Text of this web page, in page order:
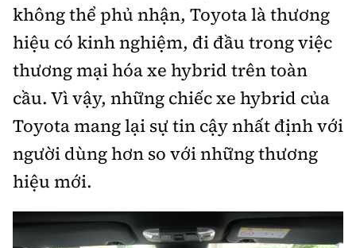
không thể phủ nhận, Toyota là thương
hiệu có kinh nghiệm, đi đầu trong việc
thương mại hóa xe hybrid trên toàn
cầu. Vì vậy, những chiếc xe hybrid của
Toyota mang lại sự tin cậy nhất định với
người dùng hơn so với những thương
hiệu mới.